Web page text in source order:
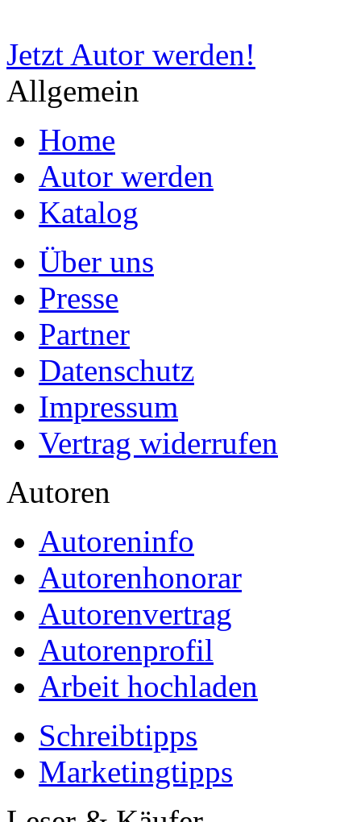
Jetzt Autor werden!
Allgemein
Home
Autor werden
Katalog
Über uns
Presse
Partner
Datenschutz
Impressum
Vertrag widerrufen
Autoren
Autoreninfo
Autorenhonorar
Autorenvertrag
Autorenprofil
Arbeit hochladen
Schreibtipps
Marketingtipps